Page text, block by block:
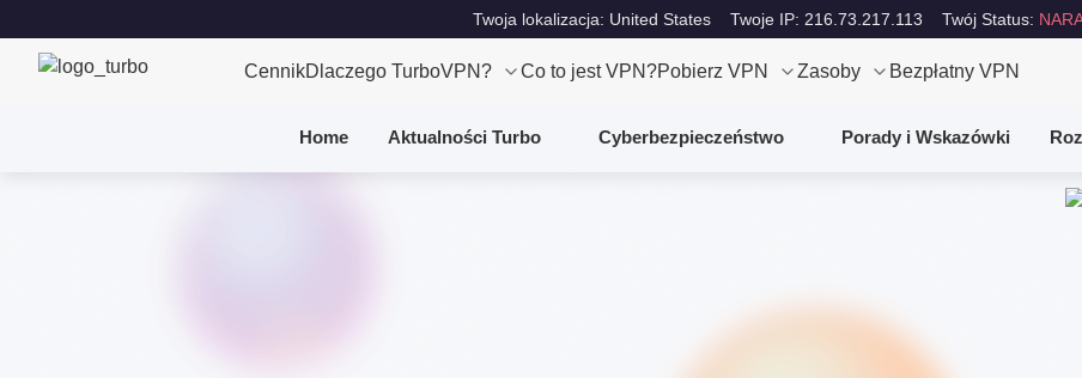
Twoja lokalizacja: United States Twoje IP: 216.73.217.113 Twój Status:
CennikDlaczego TurboVPN? Co to jest VPN?Pobierz VPN Zasoby Bezpłatny VPN
Home Aktualności Turbo Cyberbezpieczeństwo Porady i Wskazówki